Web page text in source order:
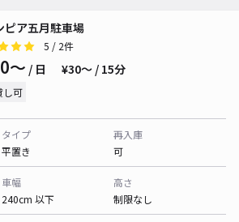
ピア五月駐車場
5 / 2件
〜 / 日 ¥30〜 / 15分
し可
タイプ
平置き
再入庫
可
車幅
240cm 以下
高さ
制限なし